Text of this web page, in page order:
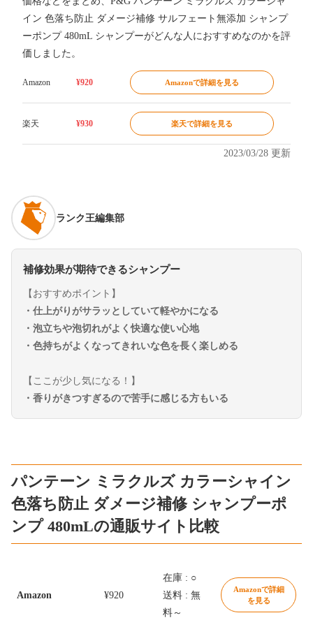
イン 色落ち防止 ダメージ補修 サルフェート無添加 シャンプ
ーポンプ 480mL シャンプーがどんな人におすすめなのかを評
価しました。
Amazon ¥920 Amazonで詳細を見る
楽天 ¥930 楽天で詳細を見る
2023/03/28 更新
ランク王編集部
補修効果が期待できるシャンプー
【おすすめポイント】
・仕上がりがサラッとしていて軽やかになる
・泡立ちや泡切れがよく快適な使い心地
・色持ちがよくなってきれいな色を長く楽しめる
【ここが少し気になる！】
・香りがきつすぎるので苦手に感じる方もいる
パンテーン ミラクルズ カラーシャイン
色落ち防止 ダメージ補修 シャンプーポ
ンプ 480mLの通販サイト比較
Amazon ¥920
在庫 : ○
送料 : 無
料～
Amazonで詳細
を見る